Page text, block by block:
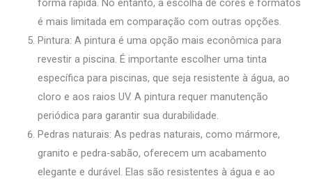
forma rápida. No entanto, a escolha de cores e formatos
é mais limitada em comparação com outras opções.
Pintura: A pintura é uma opção mais econômica para
revestir a piscina. É importante escolher uma tinta
específica para piscinas, que seja resistente à água, ao
cloro e aos raios UV. A pintura requer manutenção
periódica para garantir sua durabilidade.
Pedras naturais: As pedras naturais, como mármore,
granito e pedra-sabão, oferecem um acabamento
elegante e durável. Elas são resistentes à água e ao